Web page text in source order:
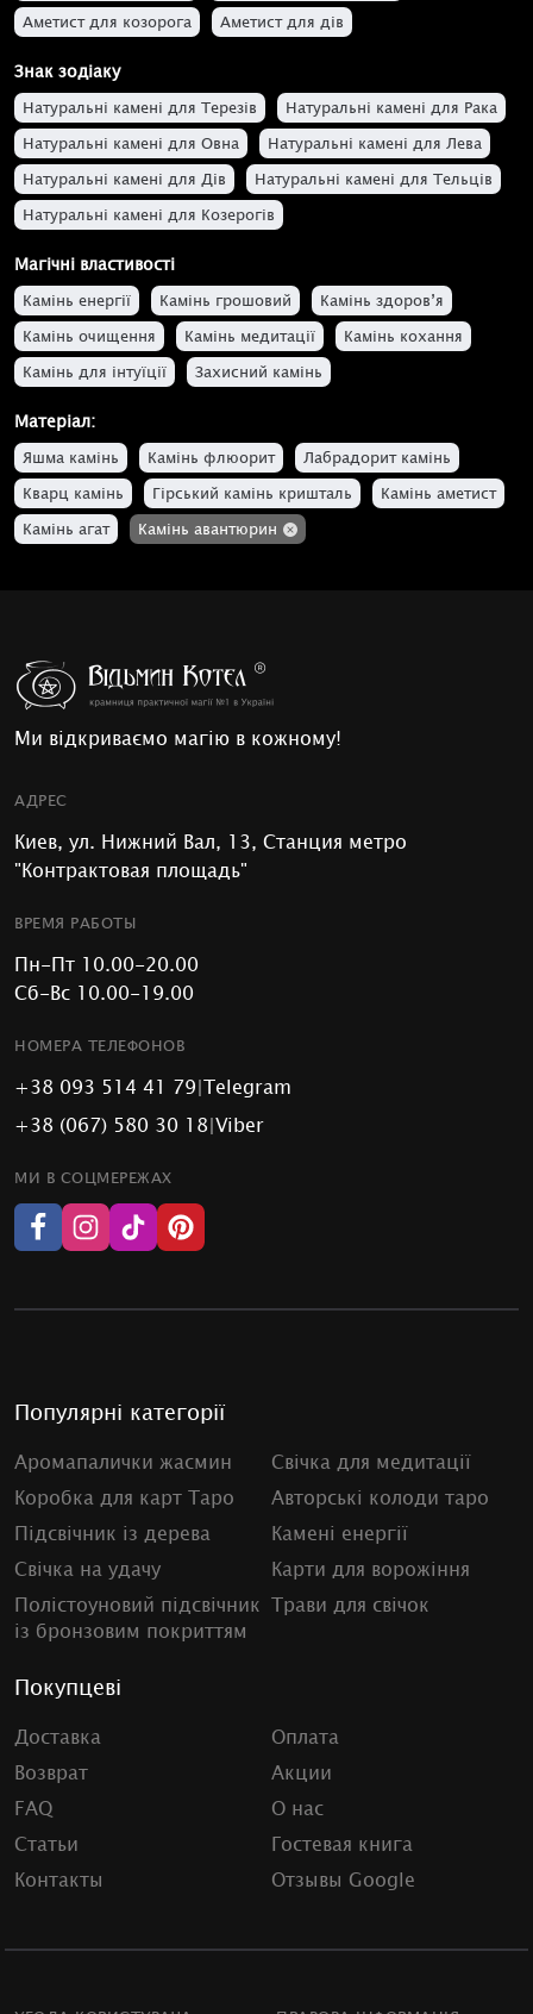
Аметист для козорога
Аметист для дів
Агат для скорпіона
Знак зодіаку
Натуральні камені для Терезів
Натуральні камені для Рака
Натуральні камені для Овна
Натуральні камені для Лева
Натуральні камені для Дів
Натуральні камені для Тельців
Натуральні камені для Козерогів
Натуральні камені для Близнюків
Натуральні камені для Скорпіонів
Магічні властивості
Камінь енергії Камінь грошовий
Камінь здоров’я
Камінь очищення
Камінь медитації
Камінь кохання
Камінь для інтуїції
Захисний камінь
Матеріал:
Яшма камінь Камінь флюорит
Лабрадорит камінь
Кварц камінь
Гірський камінь кришталь
Камінь аметист
Камінь агат
Камінь авантюрин
Ми відкриваємо магію в кожному!
АДРЕС
Киев, ул. Нижний Вал, 13, Станция метро
"Контрактовая площадь"
ВРЕМЯ РАБОТЫ
Пн-Пт 10.00-20.00
Сб-Вс 10.00-19.00
НОМЕРА ТЕЛЕФОНОВ
+38 093 514 41 79|Telegram
+38 (067) 580 30 18|Viber
МИ В СОЦМЕРЕЖАХ
Популярні категорії
Аромапалички жасмин
Свічка для медитації
Коробка для карт Таро
Авторські колоди таро
Підсвічник із дерева
Камені енергії
Свічка на удачу
Карти для ворожіння
Полістоуновий підсвічник
із бронзовим покриттям
Трави для свічок
Покупцеві
Доставка
Оплата
Возврат
Акции
FAQ
О нас
Статьи
Гостевая книга
Контакты
Отзывы Google